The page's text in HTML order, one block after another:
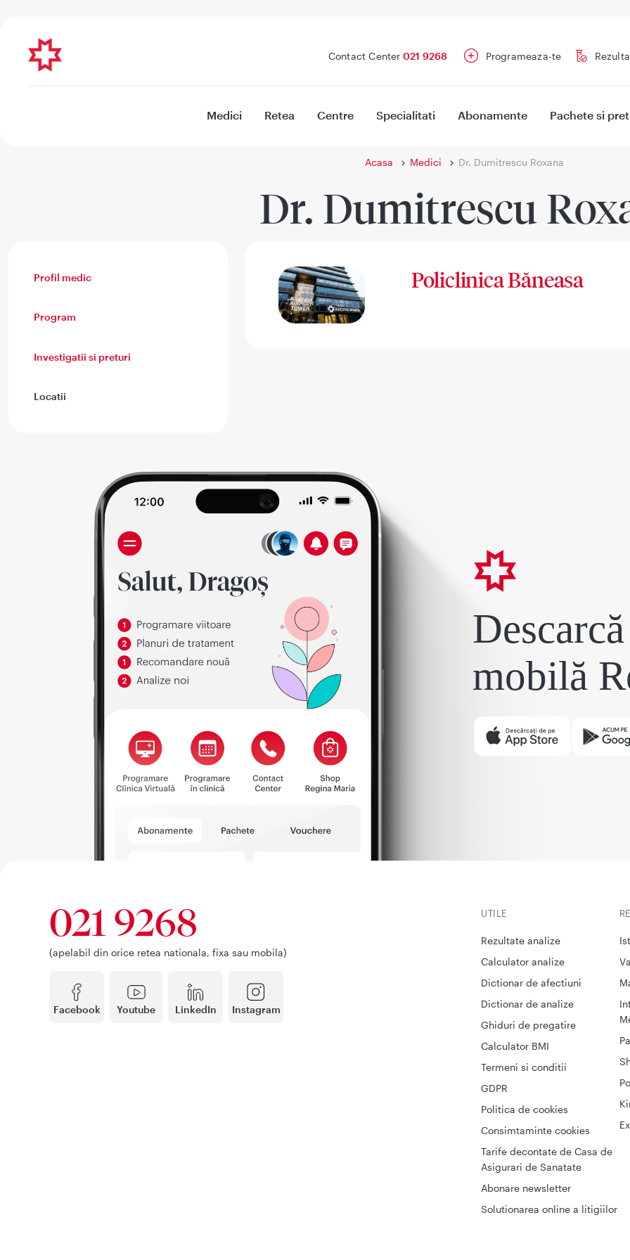
Contact Center 021 9268 Programeaza-te
Medici Retea Centre Specialitati Abonamente Pachete si
Acasa Medici Dr. Dumitrescu Roxana
Dr. Dumitrescu
Profil medic
Program
Investigatii si preturi
Locatii
Policlinica Băneasa
mobilă
Facebook Youtube LinkedIn Instagram
021 9268
(apelabil din orice retea nationala, fixa sau mobila)
UTILE
Rezultate analize
Calculator analize
Dictionar de afectiuni
Dictionar de analize
Ghiduri de pregatire
Calculator BMI
Termeni si conditii
GDPR
Politica de cookies
Consimtaminte cookies
Tarife decontate de Casa de
Asigurari de Sanatate
Abonare newsletter
Solutionarea online a litigiilor